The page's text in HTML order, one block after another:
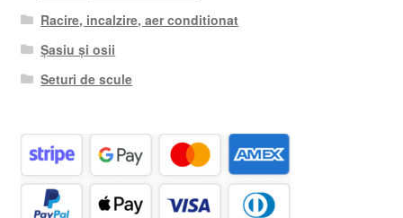
Racire, incalzire, aer conditionat
Șasiu și osii
Seturi de scule